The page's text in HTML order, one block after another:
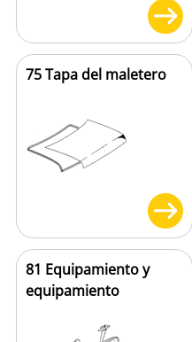
75 Tapa del maletero
81 Equipamiento y
equipamiento